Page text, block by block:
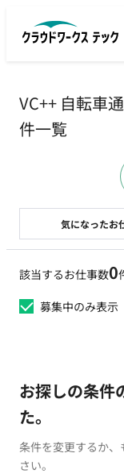
VC++ 自転車
件一覧
該当するお仕事数0
募集中のみ表示
お探しの条件
た。
条件を変更するか
さい。
気になったお